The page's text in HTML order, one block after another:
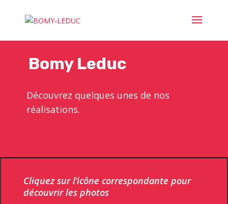
Bomy Leduc
Découvrez quelques unes de nos
réalisations.
Cliquez sur l’icône correspondante pour
découvrir les photos